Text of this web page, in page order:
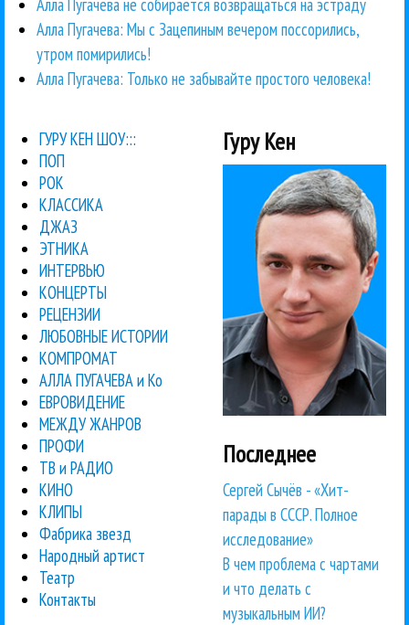
Алла Пугачева не собирается возвращаться на эстраду
Алла Пугачева: Мы с Зацепиным вечером поссорились,
утром помирились!
Алла Пугачева: Только не забывайте простого человека!
ГУРУ КЕН ШОУ:::
ПОП
РОК
КЛАССИКА
ДЖАЗ
ЭТНИКА
ИНТЕРВЬЮ
КОНЦЕРТЫ
РЕЦЕНЗИИ
ЛЮБОВНЫЕ ИСТОРИИ
КОМПРОМАТ
АЛЛА ПУГАЧЕВА и Ко
ЕВРОВИДЕНИЕ
МЕЖДУ ЖАНРОВ
ПРОФИ
ТВ и РАДИО
КИНО
КЛИПЫ
Фабрика звезд
Народный артист
Театр
Контакты
Гуру Кен
Последнее
Сергей Сычёв - «Хит-
парады в СССР. Полное
исследование»
В чем проблема с чартами
и что делать с
музыкальным ИИ?